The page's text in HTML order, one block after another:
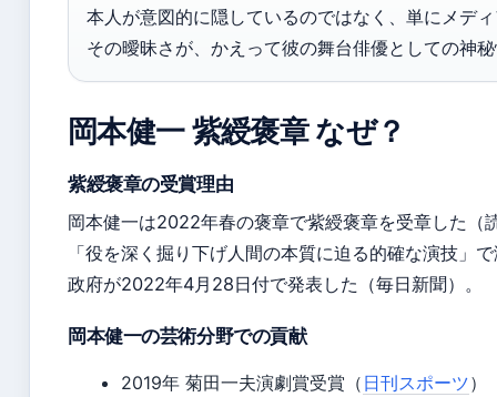
本人が意図的に隠しているのではなく、単にメデ
その曖昧さが、かえって彼の舞台俳優としての神
岡本健一 紫綬褒章 なぜ？
紫綬褒章の受賞理由
岡本健一は2022年春の褒章で紫綬褒章を受章した（
「役を深く掘り下げ人間の本質に迫る的確な演技」
政府が2022年4月28日付で発表した（毎日新聞）。
岡本健一の芸術分野での貢献
2019年 菊田一夫演劇賞受賞（ 日刊スポーツ）